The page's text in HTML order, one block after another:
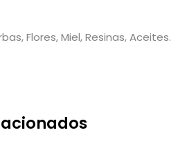
Flores, Miel, Resinas, Aceites.